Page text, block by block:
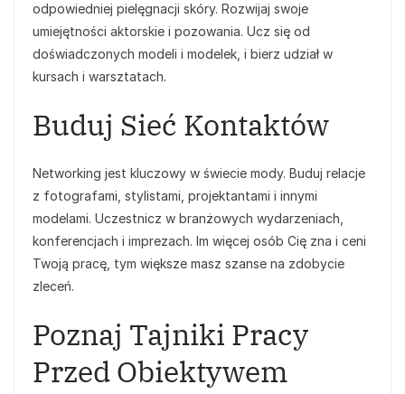
odpowiedniej pielęgnacji skóry. Rozwijaj swoje
umiejętności aktorskie i pozowania. Ucz się od
doświadczonych modeli i modelek, i bierz udział w
kursach i warsztatach.
Buduj Sieć Kontaktów
Networking jest kluczowy w świecie mody. Buduj relacje
z fotografami, stylistami, projektantami i innymi
modelami. Uczestnicz w branżowych wydarzeniach,
konferencjach i imprezach. Im więcej osób Cię zna i ceni
Twoją pracę, tym większe masz szanse na zdobycie
zleceń.
Poznaj Tajniki Pracy
Przed Obiektywem